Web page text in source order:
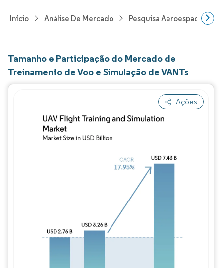
Início Análise De Mercado Pesquisa Aeroespacial E
Tamanho e Participação do Mercado de
Treinamento de Voo e Simulação de VANTs
Ações
Imagem © Mordor Intelligence. O reuso